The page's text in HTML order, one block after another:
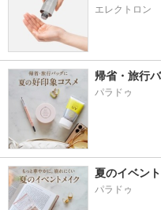
エレクトロン
帰省・旅行
パラドゥ
夏のイベン
パラドゥ